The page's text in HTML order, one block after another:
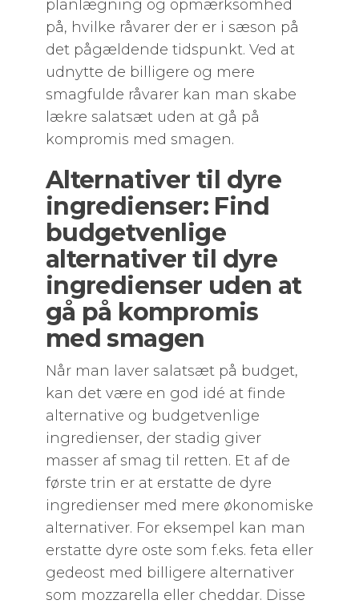
planlægning og opmærksomhed
på, hvilke råvarer der er i sæson på
det pågældende tidspunkt. Ved at
udnytte de billigere og mere
smagfulde råvarer kan man skabe
lækre salatsæt uden at gå på
kompromis med smagen.
Alternativer til dyre
ingredienser: Find
budgetvenlige
alternativer til dyre
ingredienser uden at
gå på kompromis
med smagen
Når man laver salatsæt på budget,
kan det være en god idé at finde
alternative og budgetvenlige
ingredienser, der stadig giver
masser af smag til retten. Et af de
første trin er at erstatte de dyre
ingredienser med mere økonomiske
alternativer. For eksempel kan man
erstatte dyre oste som f.eks. feta eller
gedeost med billigere alternativer
som mozzarella eller cheddar. Disse